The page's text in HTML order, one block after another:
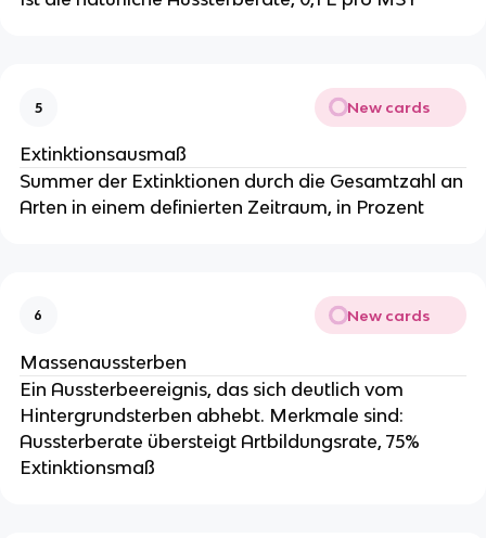
5 New cards
Extinktionsausmaß
Summer der Extinktionen durch die Gesamtzahl an
Arten in einem definierten Zeitraum, in Prozent
6 New cards
Massenaussterben
Ein Aussterbeereignis, das sich deutlich vom
Hintergrundsterben abhebt. Merkmale sind:
Aussterberate übersteigt Artbildungsrate, 75%
Extinktionsmaß